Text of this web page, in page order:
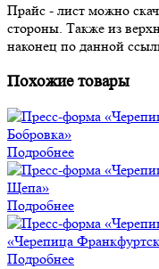
Прайс - лист можно
стороны. Также из
наконец по данной
Похожие товары
Бобровка»
Подробнее
Щепа»
Подробнее
«Черепица
Подробнее